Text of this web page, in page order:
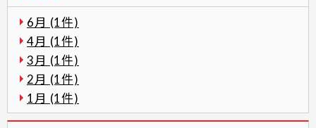
6月 (1件)
4月 (1件)
3月 (1件)
2月 (1件)
1月 (1件)